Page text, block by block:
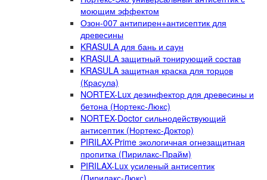
моющим эффектом
Озон-007 антипирен+антисептик для
древесины
KRASULA для бань и саун
KRASULA защитный тонирующий состав
KRASULA защитная краска для торцов
(Красула)
NORTEX-Lux дезинфектор для древесины и
бетона (Нортекс-Люкс)
NORTEX-Doctor сильнодействующий
антисептик (Нортекс-Доктор)
PIRILAX-Prime экологичная огнезащитная
пропитка (Пирилакс-Прайм)
PIRILAX-Lux усиленый антисептик
(Пирилакс-Люкс)